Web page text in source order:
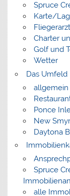
Spruce
Karte/
Fliegerarzt
Charter
Golf und
Wetter
Das Umfeld
allgemein
Ponce
New
Daytona
Spruce
alle